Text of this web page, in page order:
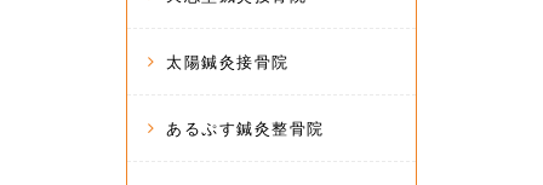
太陽鍼灸接骨院
あるぷす鍼灸整骨院